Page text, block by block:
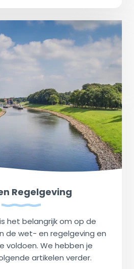
Regelgeving
het belangrijk om op de
de wet- en regelgeving en
voldoen. We hebben je
artikelen verder.